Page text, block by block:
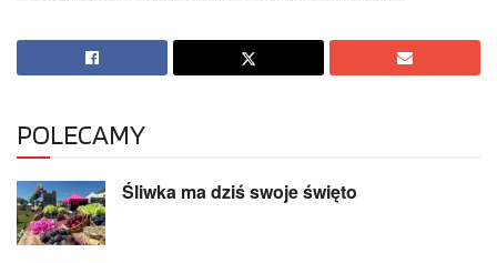
POLECAMY
Śliwka ma dziś swoje święto